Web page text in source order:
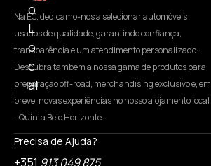
o
L
o
c
al
Na EC, dedicamo-nos a selecionar automóveis
usados de qualidade, garantindo confiança,
transparência e um atendimento personalizado.
Descubra também a nossa gama de produtos para
preparação off-road, merchandising exclusivo e, em
breve, novas experiências no nosso alojamento local
- Quinta Belo Horizonte.
Precisa de Ajuda?
+351 913 049 875